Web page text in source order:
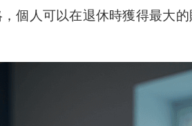
個人可以在退休時獲得最大的